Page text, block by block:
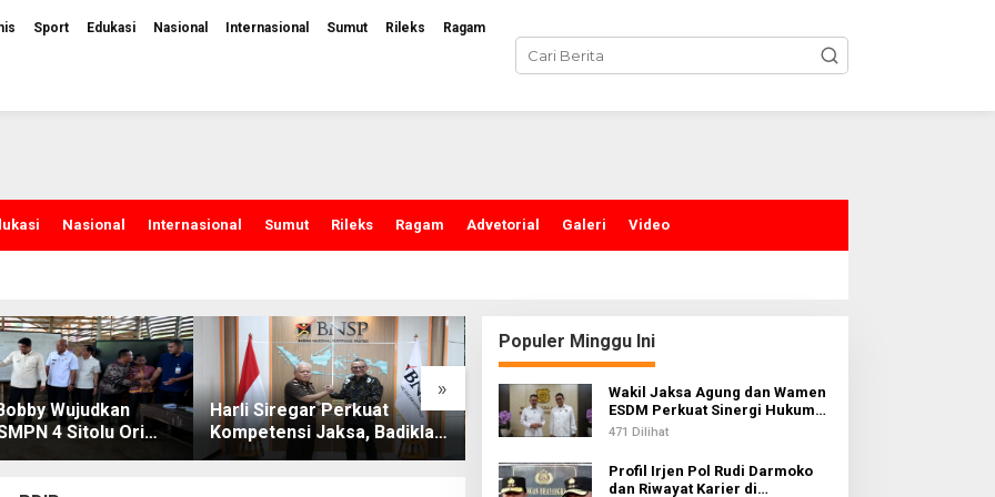
Sport Edukasi Nasional Internasional Sumut Rileks Ragam
Nasional Internasional Sumut Rileks Ragam Advetorial Galeri Video
»
Harli Siregar Perkuat
Kompetensi Jaksa, Badiklat
Kejaksaan RI Gandeng BNSP
Bakti TNI untuk Rakyat,
Pembangunan Jembatan
Modular di Gunungsitoli
Polemik Kesultanan
Langkat, Plt Bupati : Harus
Forum Dialog
Puluhan Tahun
Populer Minggu Ini
Wakil Jaksa Agung dan Wamen
ESDM Perkuat Sinergi Hukum
untuk Kawal Sektor Energi
471 Dilihat
Profil Irjen Pol Rudi Darmoko
dan Riwayat Karier di